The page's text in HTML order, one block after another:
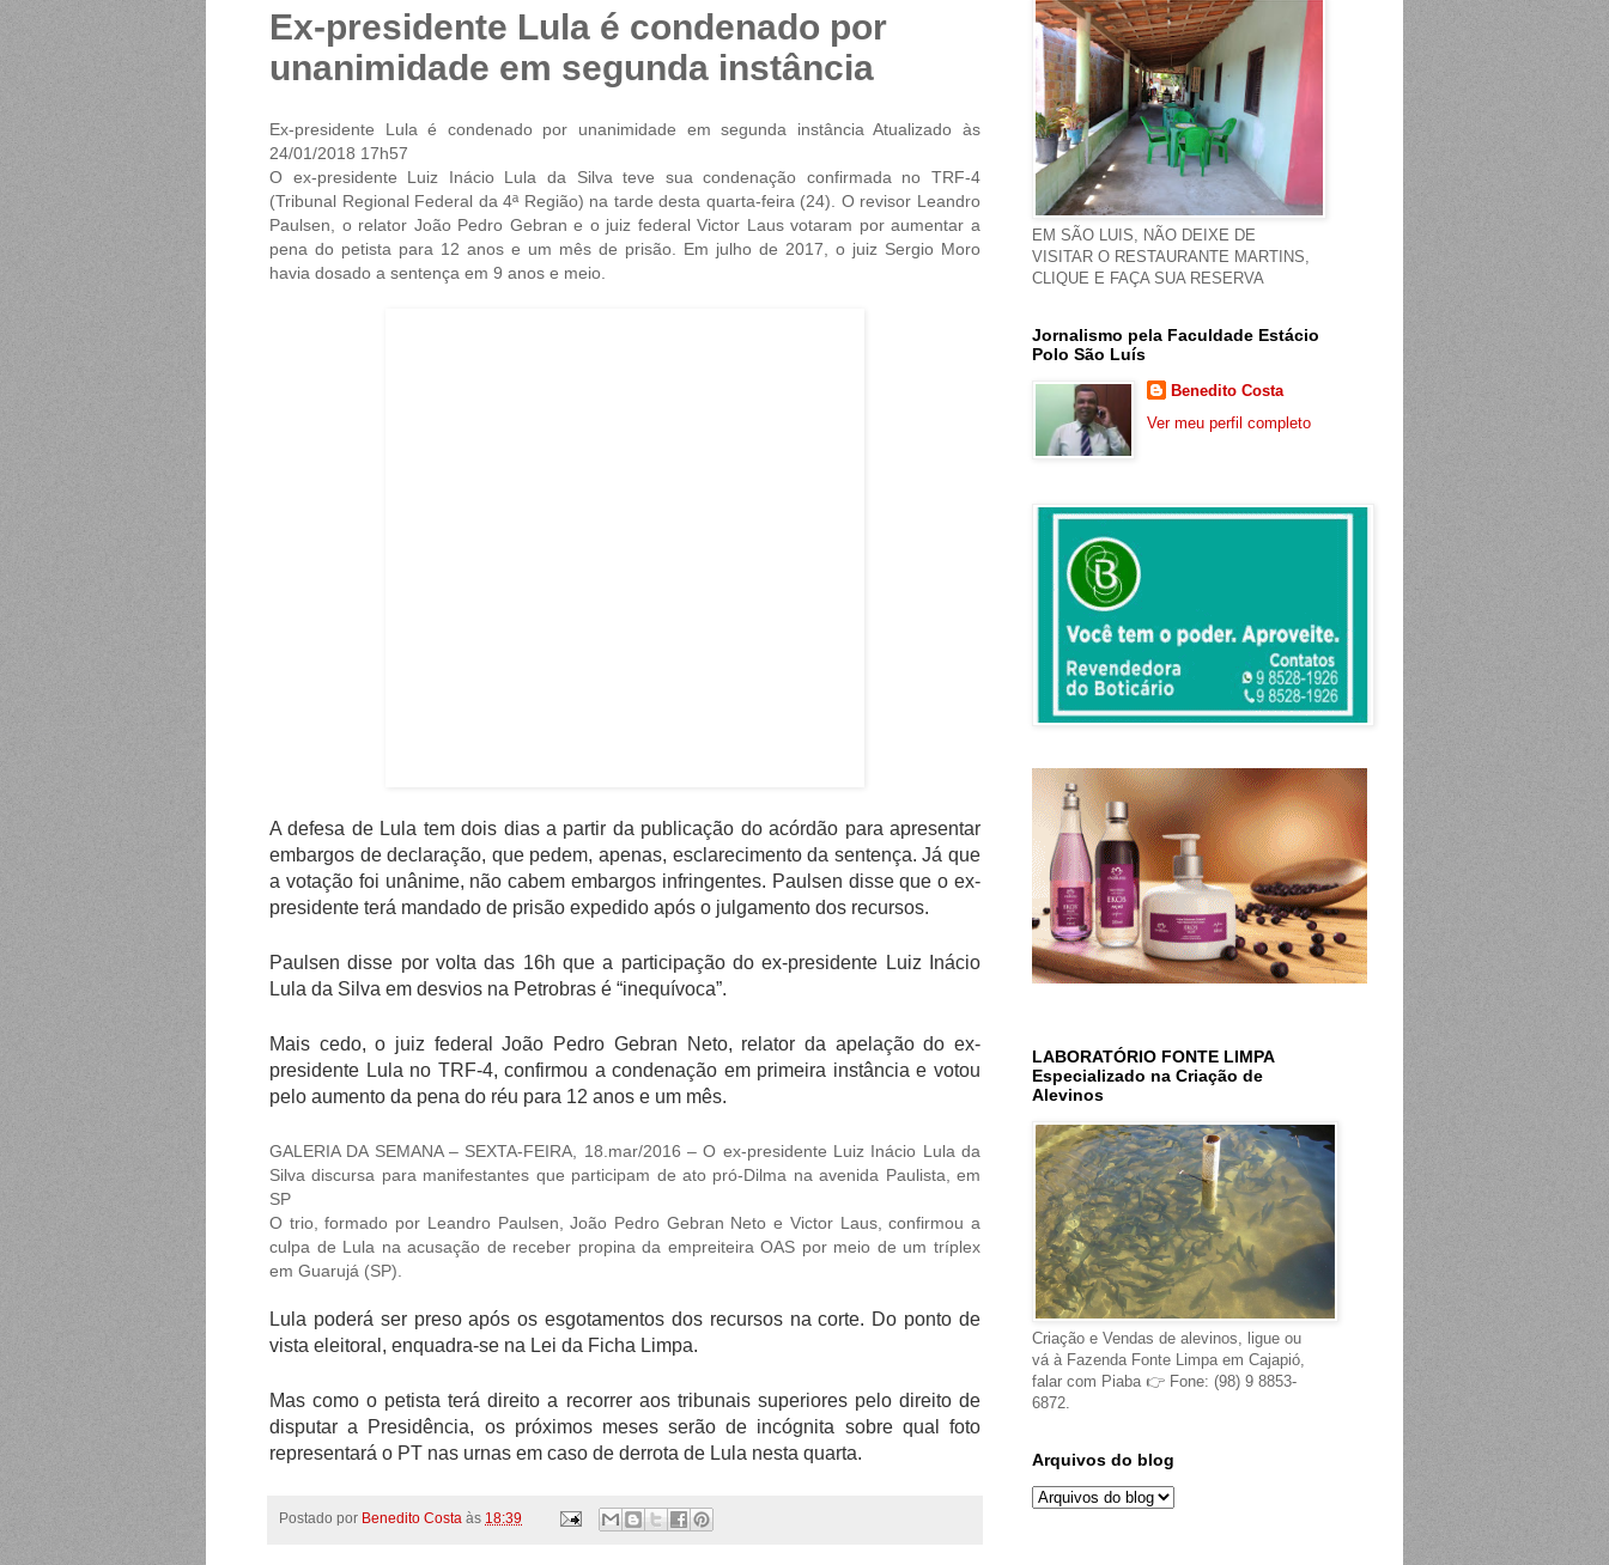
Ex-presidente Lula é condenado por
unanimidade em segunda instância
Ex-presidente Lula é condenado por unanimidade em segunda instância Atualizado às
24/01/2018 17h57
O ex-presidente Luiz Inácio Lula da Silva teve sua condenação confirmada no TRF-4
(Tribunal Regional Federal da 4ª Região) na tarde desta quarta-feira (24). O revisor Leandro
Paulsen, o relator João Pedro Gebran e o juiz federal Victor Laus votaram por aumentar a
pena do petista para 12 anos e um mês de prisão. Em julho de 2017, o juiz Sergio Moro
havia dosado a sentença em 9 anos e meio.
A defesa de Lula tem dois dias a partir da publicação do acórdão para apresentar
embargos de declaração, que pedem, apenas, esclarecimento da sentença. Já que
a votação foi unânime, não cabem embargos infringentes. Paulsen disse que o ex-
presidente terá mandado de prisão expedido após o julgamento dos recursos.
Paulsen disse por volta das 16h que a participação do ex-presidente Luiz Inácio
Lula da Silva em desvios na Petrobras é “inequívoca”.
Mais cedo, o juiz federal João Pedro Gebran Neto, relator da apelação do ex-
presidente Lula no TRF-4, confirmou a condenação em primeira instância e votou
pelo aumento da pena do réu para 12 anos e um mês.
GALERIA DA SEMANA – SEXTA-FEIRA, 18.mar/2016 – O ex-presidente Luiz Inácio Lula da
Silva discursa para manifestantes que participam de ato pró-Dilma na avenida Paulista, em
SP
O trio, formado por Leandro Paulsen, João Pedro Gebran Neto e Victor Laus, confirmou a
culpa de Lula na acusação de receber propina da empreiteira OAS por meio de um tríplex
em Guarujá (SP).
Lula poderá ser preso após os esgotamentos dos recursos na corte. Do ponto de
vista eleitoral, enquadra-se na Lei da Ficha Limpa.
Mas como o petista terá direito a recorrer aos tribunais superiores pelo direito de
disputar a Presidência, os próximos meses serão de incógnita sobre qual foto
representará o PT nas urnas em caso de derrota de Lula nesta quarta.
Postado por Benedito Costa às 18:39
EM SÃO LUIS, NÃO DEIXE DE
VISITAR O RESTAURANTE MARTINS,
CLIQUE E FAÇA SUA RESERVA
Jornalismo pela Faculdade Estácio
Polo São Luís
Benedito Costa
Ver meu perfil completo
LABORATÓRIO FONTE LIMPA
Especializado na Criação de
Alevinos
Criação e Vendas de alevinos, ligue ou
vá à Fazenda Fonte Limpa em Cajapió,
falar com Piaba 👉 Fone: (98) 9 8853-
6872.
Arquivos do blog